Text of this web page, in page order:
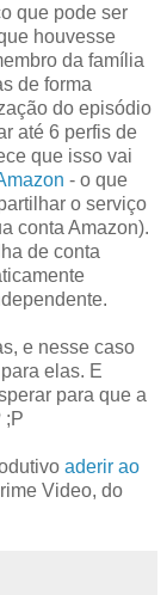
que pode ser
houvesse
da família
de forma
do episódio
até 6 perfis de
que isso vai
- o que
o serviço
conta Amazon).
de conta
e nesse caso
elas. E
para que a
;P
aderir ao
Video, do